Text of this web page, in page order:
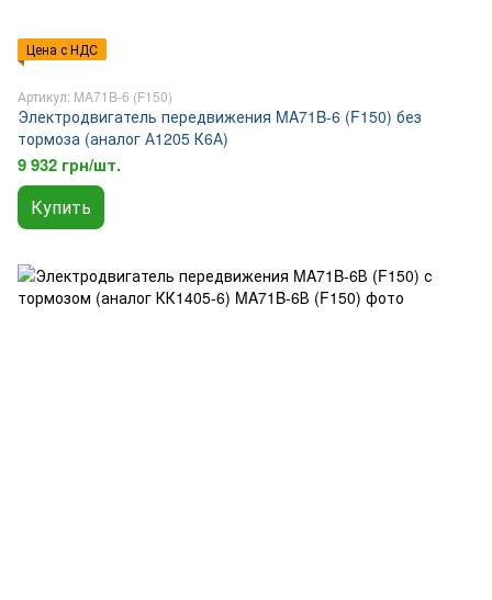
Цена с НДС
Артикул: MA71B-6 (F150)
Электродвигатель передвижения MA71B-6 (F150) без
тормоза (аналог А1205 К6А)
9 932 грн/шт.
Купить